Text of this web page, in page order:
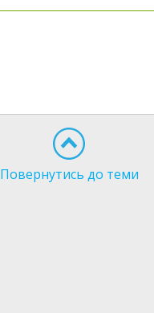
Повернутись до теми